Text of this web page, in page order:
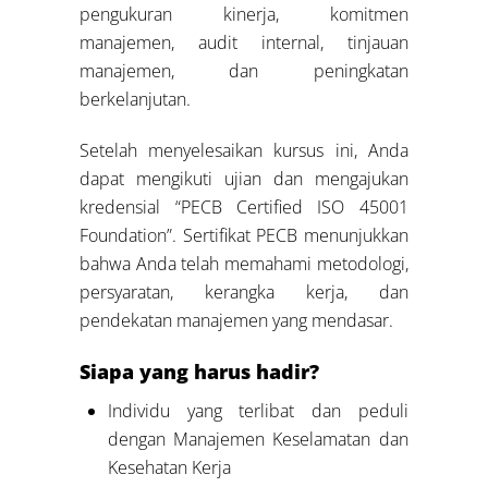
pengukuran kinerja, komitmen
manajemen, audit internal, tinjauan
manajemen, dan peningkatan
berkelanjutan.
Setelah menyelesaikan kursus ini, Anda
dapat mengikuti ujian dan mengajukan
kredensial “PECB Certified ISO 45001
Foundation”. Sertifikat PECB menunjukkan
bahwa Anda telah memahami metodologi,
persyaratan, kerangka kerja, dan
pendekatan manajemen yang mendasar.
Siapa yang harus hadir?
Individu yang terlibat dan peduli
dengan Manajemen Keselamatan dan
Kesehatan Kerja